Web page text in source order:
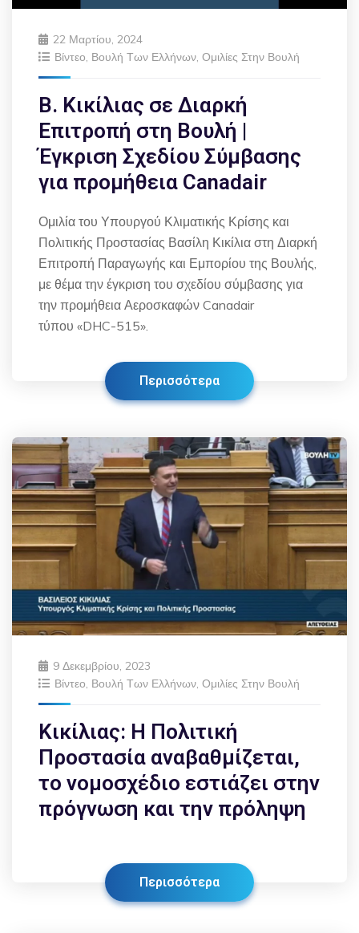
22 Μαρτίου, 2024
Βίντεο, Βουλή Των Ελλήνων, Ομιλίες Στην Βουλή
Β. Κικίλιας σε Διαρκή
Επιτροπή στη Βουλή |
Έγκριση Σχεδίου Σύμβασης
για προμήθεια Canadair
Ομιλία του Υπουργού Κλιματικής Κρίσης και
Πολιτικής Προστασίας Βασίλη Κικίλια στη Διαρκή
Επιτροπή Παραγωγής και Εμπορίου της Βουλής,
με θέμα την έγκριση του σχεδίου σύμβασης για
την προμήθεια Αεροσκαφών Canadair
τύπου «DHC-515».
Περισσότερα
9 Δεκεμβρίου, 2023
Βίντεο, Βουλή Των Ελλήνων, Ομιλίες Στην Βουλή
Κικίλιας: Η Πολιτική
Προστασία αναβαθμίζεται,
το νομοσχέδιο εστιάζει στην
πρόγνωση και την πρόληψη
Περισσότερα